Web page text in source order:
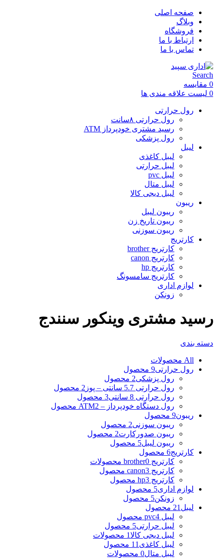
صفحه اصلی
وبلاگ
فروشگاه
ارتباط با ما
تماس با ما
Search
0 مقایسه
0 لیست علاقه مندی ها
رول حرارتی
رول حرارتی ۸سانت
رسید مشتری خودپرداز ATM
رول پزشکی
لیبل
لیبل کاغذی
لیبل حرارتی
لیبل pvc
لیبل متال
لیبل دیجی کالا
ریبون
ریبون لیبل
ریبون تاریخ زن
ریبون سوزنی
کارتریج
کارتریج brother
کارتریج canon
کارتریج hp
کارتریج سامسونگ
لوازم اداری
زونکن
رسید مشتری وینکور سنندج
دسته بندی
All محصولات
رول حرارتی9 محصول
رول پزشکی2 محصول
رول حرارتی 5.7 سانتی – پوز
2 محصول
رول حرارتی 8 سانتی
3 محصول
رول دستگاه خودپرداز – ATM 2 محصول
ریبون9 محصول
ریبون سوزنی2 محصول
ریبون صدورکارت2 محصول
ریبون لیبل5 محصول
کارتریج6 محصول
کارتریج brother 0 محصولات
کارتریج canon 3 محصول
کارتریج hp 3 محصول
لوازم اداری5 محصول
زونکن5 محصول
لیبل 21 محصول
لیبل pvc 4 محصول
لیبل حرارتی5 محصول
لیبل دیجی کالا1 محصولات
لیبل کاغذی 11 محصول
لیبل متال0 محصولات